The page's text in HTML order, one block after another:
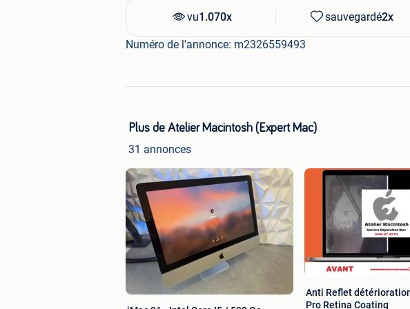
vu1.070x sauvegardé2x
Numéro de l'annonce: m2326559493
Plus de Atelier Macintosh (Expert Mac)
31 annonces
Anti Reflet
Pro Retina Coating